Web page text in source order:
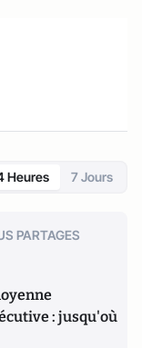
Heures 7 Jours
PARTAGES
: jusqu'où